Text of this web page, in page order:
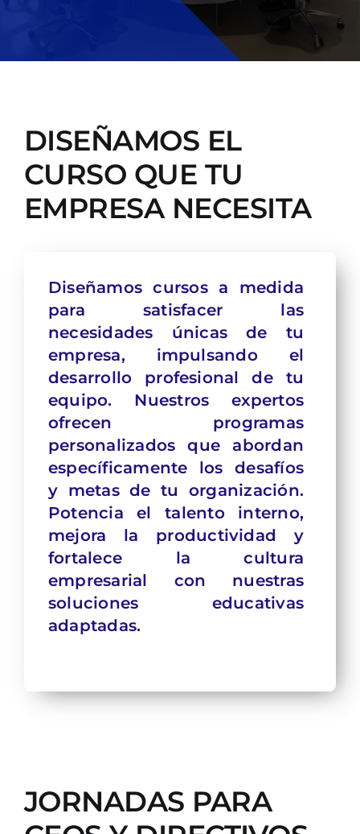
DISEÑAMOS EL
CURSO QUE TU
EMPRESA NECESITA
Diseñamos cursos a medida
para satisfacer las
necesidades únicas de tu
empresa, impulsando el
desarrollo profesional de tu
equipo. Nuestros expertos
ofrecen programas
personalizados que abordan
específicamente los desafíos
y metas de tu organización.
Potencia el talento interno,
mejora la productividad y
fortalece la cultura
empresarial con nuestras
soluciones educativas
adaptadas.
JORNADAS PARA